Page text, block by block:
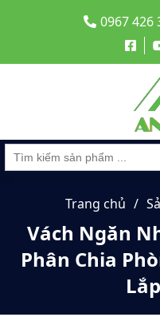
0967 426
Trang chủ
Vách Ngăn
Phân Chia